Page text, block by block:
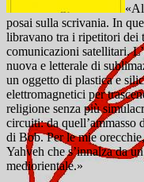
posai sulla scrivania. In
libravano tra i ripetitori dei
comunicazioni satellitari.
nuova e letterale di
un oggetto di plastica e
elettromagnetici per
religione senza più
circuiti: da
di Bob. Per le mie
Yahveh che s’innalza da
mediorientale.»